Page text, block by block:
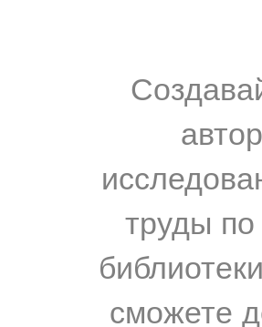
труды
сможете